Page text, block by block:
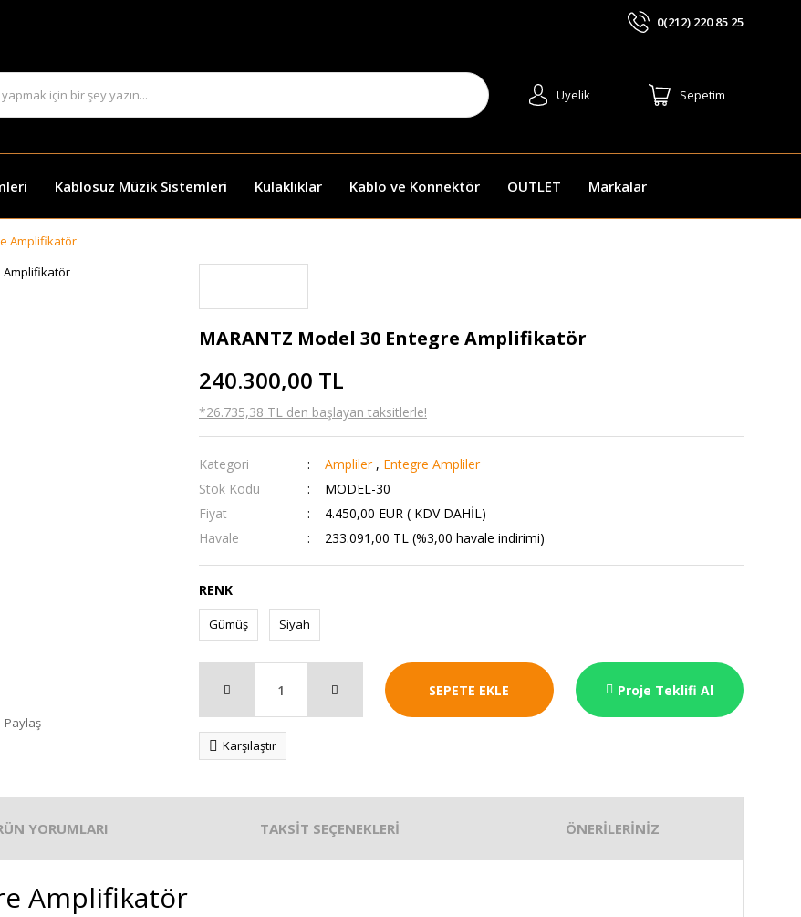
0(212) 220 85 25
Üyelik Sepetim
Kablosuz Müzik Sistemleri Kulaklıklar Kablo ve Konnektör OUTLET Markalar
Amplifikatör
Paylaş
MARANTZ Model 30 Entegre Amplifikatör
240.300,00 TL
*26.735,38 TL den başlayan taksitlerle!
Kategori Ampliler , Entegre Ampliler
Stok Kodu
MODEL-30
Fiyat
4.450,00 EUR ( KDV DAHİL)
Havale
233.091,00 TL (%3,00 havale indirimi)
RENK
Gümüş Siyah
SEPETE EKLE Proje Teklifi Al
Karşılaştır
YORUMLARI TAKSİT SEÇENEKLERİ ÖNERİLERİNİZ
Amplifikatör